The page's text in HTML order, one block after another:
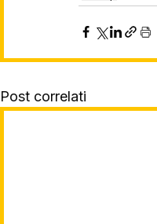
Post correlati